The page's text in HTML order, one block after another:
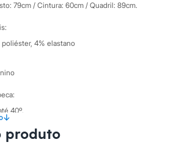
79cm / Cintura: 60cm / Quadril: 89cm.
↓
poliéster, 4% elastano
40º.
produto